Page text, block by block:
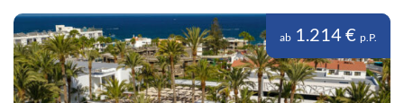
ab 1.214 € p.P.